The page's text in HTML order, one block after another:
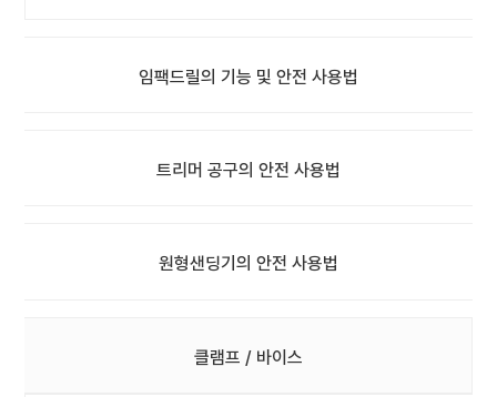
임팩드릴의 기능 및 안전 사용법
트리머 공구의 안전 사용법
원형샌딩기의 안전 사용법
클램프 / 바이스